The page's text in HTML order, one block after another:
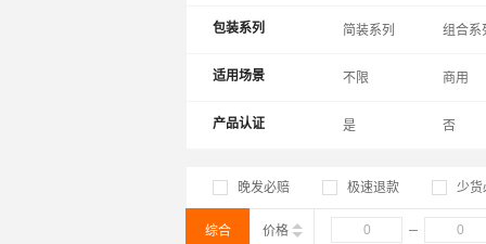
包装系列 简装系列 组合系
适用场景 不限 商用
产品认证 是 否
晚发必赔 极速退款 少货
综合 价格